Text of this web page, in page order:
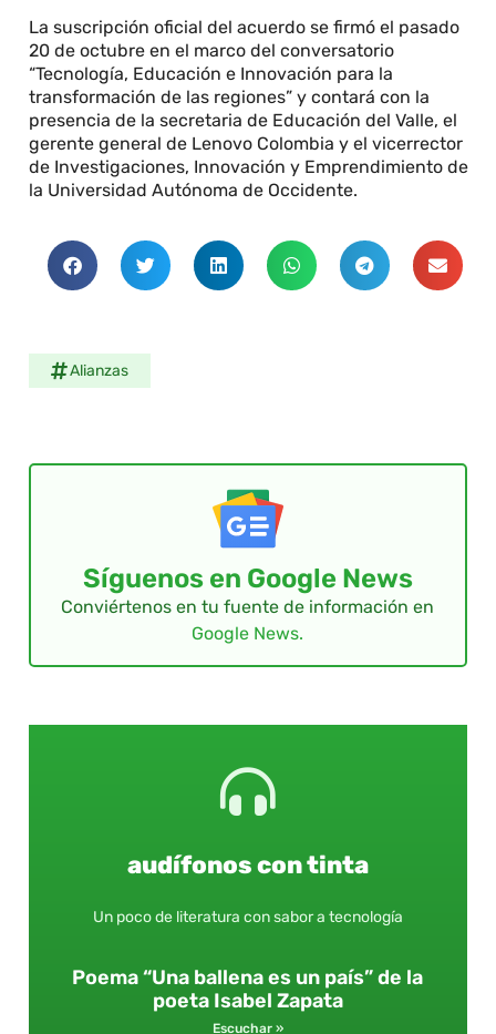
La suscripción oficial del acuerdo se firmó el pasado
20 de octubre en el marco del conversatorio
“Tecnología, Educación e Innovación para la
transformación de las regiones” y contará con la
presencia de la secretaria de Educación del Valle, el
gerente general de Lenovo Colombia y el vicerrector
de Investigaciones, Innovación y Emprendimiento de
la Universidad Autónoma de Occidente.
Alianzas
Síguenos en Google News
Conviértenos en tu fuente de información en
Google News.
audífonos con tinta
Un poco de literatura con sabor a tecnología
Poema “Una ballena es un país” de la
poeta Isabel Zapata
Escuchar »